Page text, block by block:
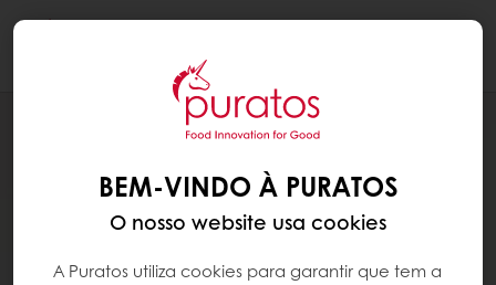
BEM-VINDO À PURATOS
O nosso website usa cookies
A Puratos utiliza cookies para garantir que tem a